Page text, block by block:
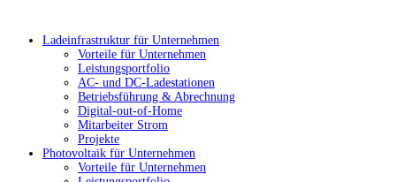
Ladeinfrastruktur für Unternehmen
Vorteile für Unternehmen
Leistungsportfolio
AC- und DC-Ladestationen
Betriebsführung & Abrechnung
Digital-out-of-Home
Mitarbeiter Strom
Projekte
Photovoltaik für Unternehmen
Vorteile für Unternehmen